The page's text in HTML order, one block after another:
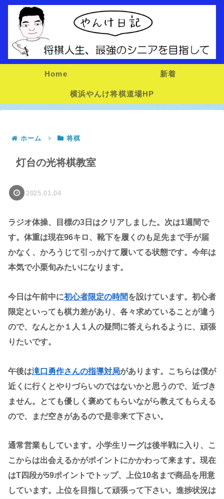
Home 新着
横浜やんけ将棋道場HP
ホーム 将棋
灯台の光将棋教室
2025.01.04
ラジオ体操、目標の3日はクリアしました。次は1週間で
す。体重は現在96キロ、靴下を履くのも足先まで手が届
かなく、かろうじて引っかけて履いてる状態です。今年は
本気で小栗旬みたいになります。
今日は午前中に初心者限定の時間を設けています。初心者
限定といっても棋力差があり、各々求めていることが違う
ので、なんとか１人１人の疑問に答えられるように、頑張
りたいです。
午後は滝口勇作さんの指導対局があります。こちらは僕が
近くに行くとやりづらいのではないかと思うので、近づき
ません。とても優しく褒めてもらいながら教えてもらえる
ので、まだ空きがあるので是非来て下さい。
通常営業もしています。小学生リーグは後半戦に入り、こ
こからは出会えるかがポイントにかかわって来ます。現在
はT四段が59ポイントでトップ、上位10名まで商品を用意
しています。上位を目指して頑張って下さい。進捗状況は